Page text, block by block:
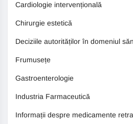
Cardiologie intervențională
Chirurgie estetică
Deciziile autorităților în domeniul
Frumusețe
Gastroenterologie
Industria Farmaceutică
Informații despre medicamente